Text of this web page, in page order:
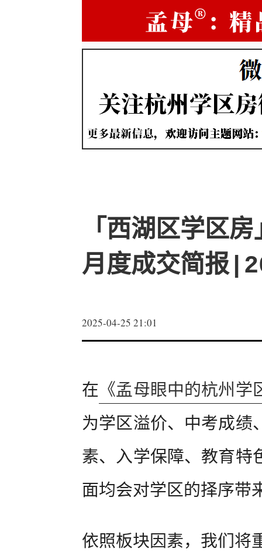
「西湖区学区
月度成交简报
2025-04-25 21:01
在 《孟母眼中的杭州
为学区溢价、中考成绩
素、入学保障、教育特
面均会对学区的择序带
依照板块因素，我们将